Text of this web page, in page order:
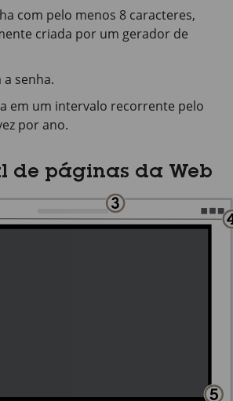
com pelo menos 8 caracteres,
criada por um gerador de
senha.
em um intervalo recorrente pelo
por ano.
de páginas da Web